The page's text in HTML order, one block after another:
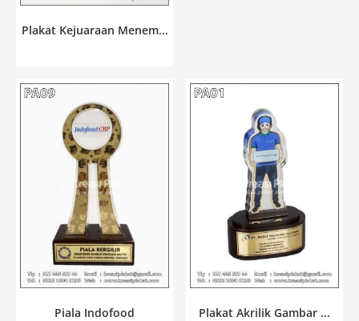
Plakat Kejuaraan Menem...
Piala Indofood Plakat Akrilik Gambar ...